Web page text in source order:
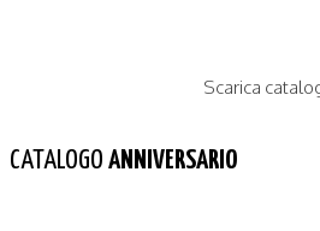
CATERINA
FILO MURO
Scarica
CATALOGO ANNIVERSARIO